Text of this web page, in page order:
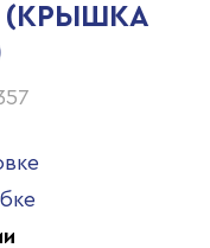
(КРЫШКА